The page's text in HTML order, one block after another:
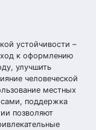
устойчивости –
к оформлению
улучшить
человеческой
местных
поддержка
позволяют